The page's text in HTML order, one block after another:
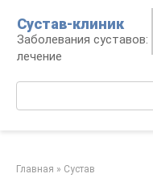
контенту
Сустав-клиник
Заболевания
лечение
Главная » Сустав